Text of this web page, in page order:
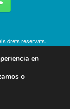
drets reservats.
en
o